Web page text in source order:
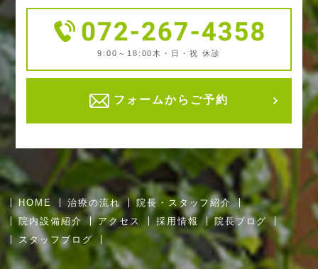
9:00～18:00 木・日・祝 休診
フォームからご予約
HOME 治療の流れ
院長・スタッフ紹介
院内設備紹介
アクセス 採用情報
院長ブログ
スタッフブログ